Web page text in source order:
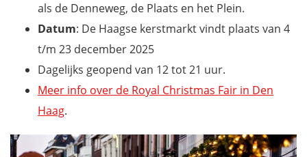
als de Denneweg, de Plaats en het Plein.
Datum: De Haagse kerstmarkt vindt plaats van 4
t/m 23 december 2025
Dagelijks geopend van 12 tot 21 uur.
Meer info over de Royal Christmas Fair in Den
Haag.